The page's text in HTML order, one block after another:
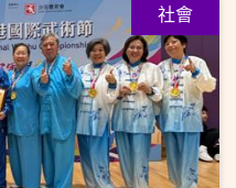
社會